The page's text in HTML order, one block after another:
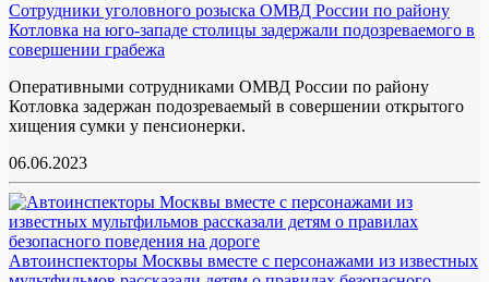
Сотрудники уголовного розыска ОМВД России по району
Котловка на юго-западе столицы задержали подозреваемого в
совершении грабежа
Оперативными сотрудниками ОМВД России по району
Котловка задержан подозреваемый в совершении открытого
хищения сумки у пенсионерки.
06.06.2023
Автоинспекторы Москвы вместе с персонажами из известных